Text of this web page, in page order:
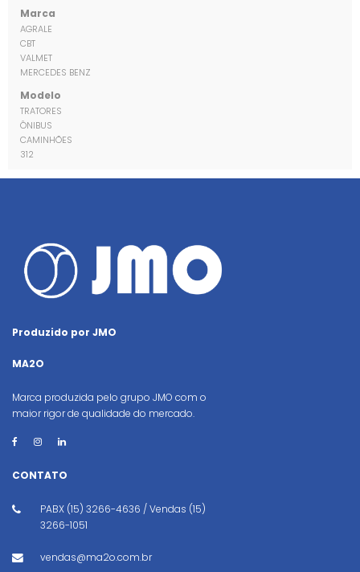
Marca
AGRALE
CBT
VALMET
MERCEDES BENZ
Modelo
TRATORES
ÔNIBUS
CAMINHÕES
312
Produzido por JMO
MA2O
Marca produzida pelo grupo JMO com o
maior rigor de qualidade do mercado.
CONTATO
PABX (15) 3266-4636 / Vendas (15)
3266-1051
vendas@ma2o.com.br